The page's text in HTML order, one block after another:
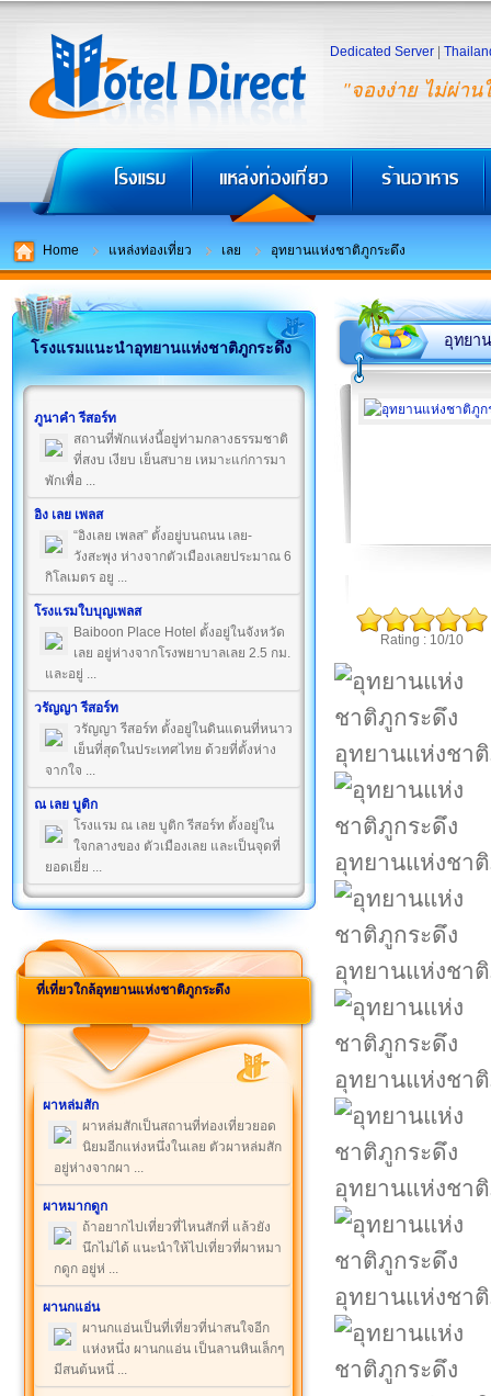
"จองง่าย ไม่ผ่าน
Dedicated Server
Home แหล่งท่องเที่ยว เลย อุทยานแห่งชาติภูกระดึง
โรงแรมแนะนำอุทยานแห่งชาติภูกระดึง
ภูนาคำ รีสอร์ท
สถานที่พักแห่งนี้อยู่ท่ามกลางธรรมชาติ
ที่สงบ เงียบ เย็นสบาย เหมาะแก่การมา
พักเพื่อ ...
อิง เลย เพลส
“อิงเลย เพลส” ตั้งอยู่บนถนน เลย-
วังสะพุง ห่างจากตัวเมืองเลยประมาณ 6
กิโลเมตร อยู ...
โรงแรมใบบุญเพลส
Baiboon Place Hotel ตั้งอยู่ในจังหวัด
เลย อยู่ห่างจากโรงพยาบาลเลย 2.5 กม.
และอยู่ ...
วรัญญา รีสอร์ท
วรัญญา รีสอร์ท ตั้งอยู่ในดินแดนที่หนาว
เย็นที่สุดในประเทศไทย ด้วยที่ตั้งห่าง
จากใจ ...
ณ เลย บูติก
โรงแรม ณ เลย บูติก รีสอร์ท ตั้งอยู่ใน
ใจกลางของ ตัวเมืองเลย และเป็นจุดที่
ยอดเยี่ย ...
ที่เที่ยวใกล้อุทยานแห่งชาติภูกระดึง
ผาหล่มสัก
ผาหล่มสักเป็นสถานที่ท่องเที่ยวยอด
นิยมอีกแห่งหนึ่งในเลย ตัวผาหล่มสัก
อยู่ห่างจากผา ...
ผาหมากดูก
ถ้าอยากไปเที่ยวที่ไหนสักที่ แล้วยัง
นึกไม่ได้ แนะนำให้ไปเที่ยวที่ผาหมา
กดูก อยู่ห่ ...
ผานกแอ่น
ผานกแอ่นเป็นที่เที่ยวที่น่าสนใจอีก
แห่งหนึ่ง ผานกแอ่น เป็นลานหินเล็กๆ
มีสนต้นหนึ่ ...
อุทยา
Rating : 10/10
อุทยานแห่งชา
อุทยานแห่งชา
อุทยานแห่งชา
อุทยานแห่งชา
อุทยานแห่งชา
อุทยานแห่งชา